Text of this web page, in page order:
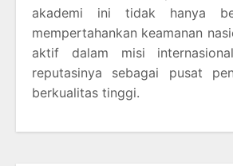
akademi ini tidak hanya
mempertahankan keamanan
aktif dalam misi
reputasinya sebagai pusat
berkualitas tinggi.